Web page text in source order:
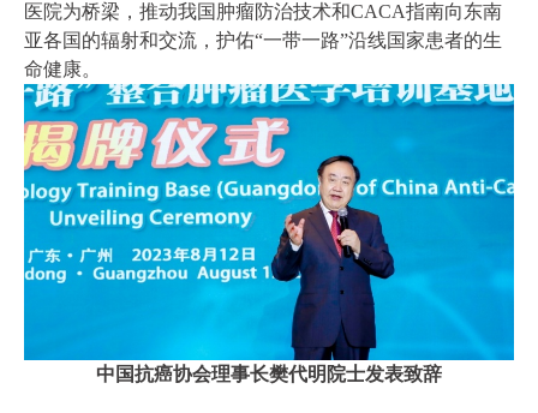
医院为桥梁，推动我国肿瘤防治技术和CACA指南向东南
亚各国的辐射和交流，护佑“一带一路”沿线国家患者的生
命健康。
中国抗癌协会理事长樊代明院士发表致辞